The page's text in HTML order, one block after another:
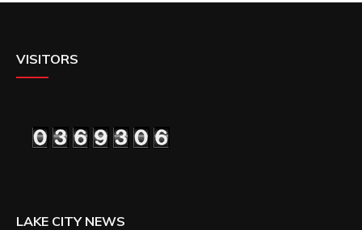
VISITORS
LAKE CITY NEWS